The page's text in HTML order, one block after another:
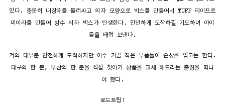
있다. 충분히 내장재를 둘러싸고 의자 모양으로 박스를 만들어서 TUFF 테이프로
미이라를 만들어 방수 의자 박스가 탄생한다. 안전하게 도착하길 기도하며 아이
들을 태워 보낸다.
거의 대부분 안전하게 도착하지만 아주 가끔 작은 부품들이 손상을 입고는 한다.
대구의 한 분, 부산의 한 분을 직접 찾아가 상품을 교체 해드리는 출장을 떠나
야 했다.
로드트립!